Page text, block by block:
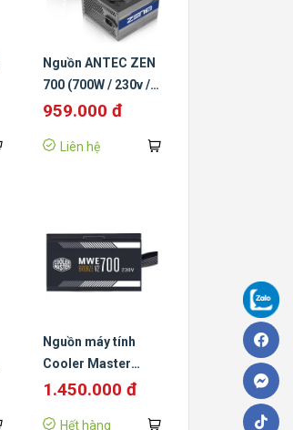
Nguồn ANTEC ZEN
700 (700W / 230v /
Non-Modular)
959.000 đ
Liên hệ
Nguồn máy tính
Cooler Master
MWE V2 230V 700W
1.450.000 đ
Hết hàng